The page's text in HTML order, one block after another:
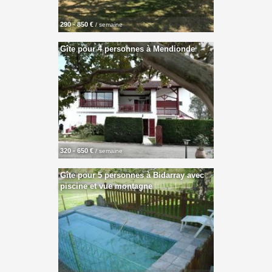
290 - 850 € / semaine
Gîte pour 4 personnes à Mendionde
320 - 650 € / semaine
Gîte pour 5 personnes à Bidarray avec
piscine et vue montagne